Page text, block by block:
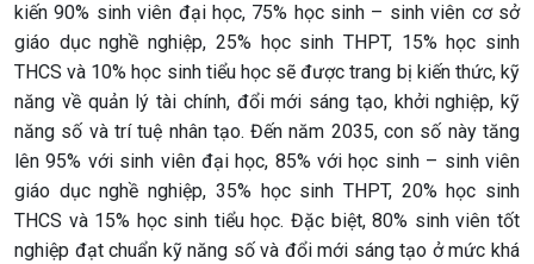
kiến 90% sinh viên đại học, 75% học sinh – sinh viên cơ sở
giáo dục nghề nghiệp, 25% học sinh THPT, 15% học sinh
THCS và 10% học sinh tiểu học sẽ được trang bị kiến thức, kỹ
năng về quản lý tài chính, đổi mới sáng tạo, khởi nghiệp, kỹ
năng số và trí tuệ nhân tạo. Đến năm 2035, con số này tăng
lên 95% với sinh viên đại học, 85% với học sinh – sinh viên
giáo dục nghề nghiệp, 35% học sinh THPT, 20% học sinh
THCS và 15% học sinh tiểu học. Đặc biệt, 80% sinh viên tốt
nghiệp đạt chuẩn kỹ năng số và đổi mới sáng tạo ở mức khá